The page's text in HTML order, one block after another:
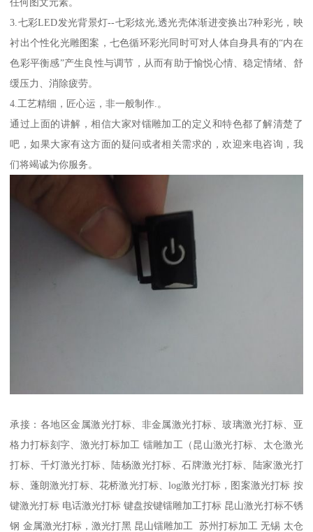
3.七彩LED发光背景灯--七彩炫光,透光壳体渐进变换出7种彩光，映
衬出个性化光雕图案，七色循环彩光同时可对人体自身具有的“内在
色彩平衡感”产生良性与调节，从而有助于愉悦心情、稳定情绪、舒
缓压力、消除疲劳。
4.工艺精细，匠心运，非一般制作.。
通过上面的讲解，相信大家对镭雕加工的定义和特色都了解清楚了
吧，如果大家有这方面的疑问或者相关需求的，欢迎来电咨询，我
们将竭诚为你服务。
承接：各地区金属激光打标、非金属激光打标、玻璃激光打标、亚
格力打标刻字、激光打标加工 镭雕加工（昆山激光打标、太仓激光
打标、千灯激光打标、陆杨激光打标、石牌激光打标、陆家激光打
标、蓬朗激光打标、花桥激光打标、log激光打标，图案激光打标 按
键激光打标 电话激光打标 键盘按键镭雕加工打标 昆山激光打标不锈
钢 金属激光打标，激光打黑 昆山镭雕加工 苏州打标加工 无锡 太仓